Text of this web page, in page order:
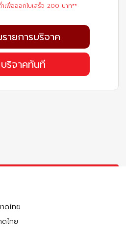
เพื่อออกใบเสร็จ 200 บาท**
ายการบริจาค
บริจาคทันที
ดไทย
ไทย